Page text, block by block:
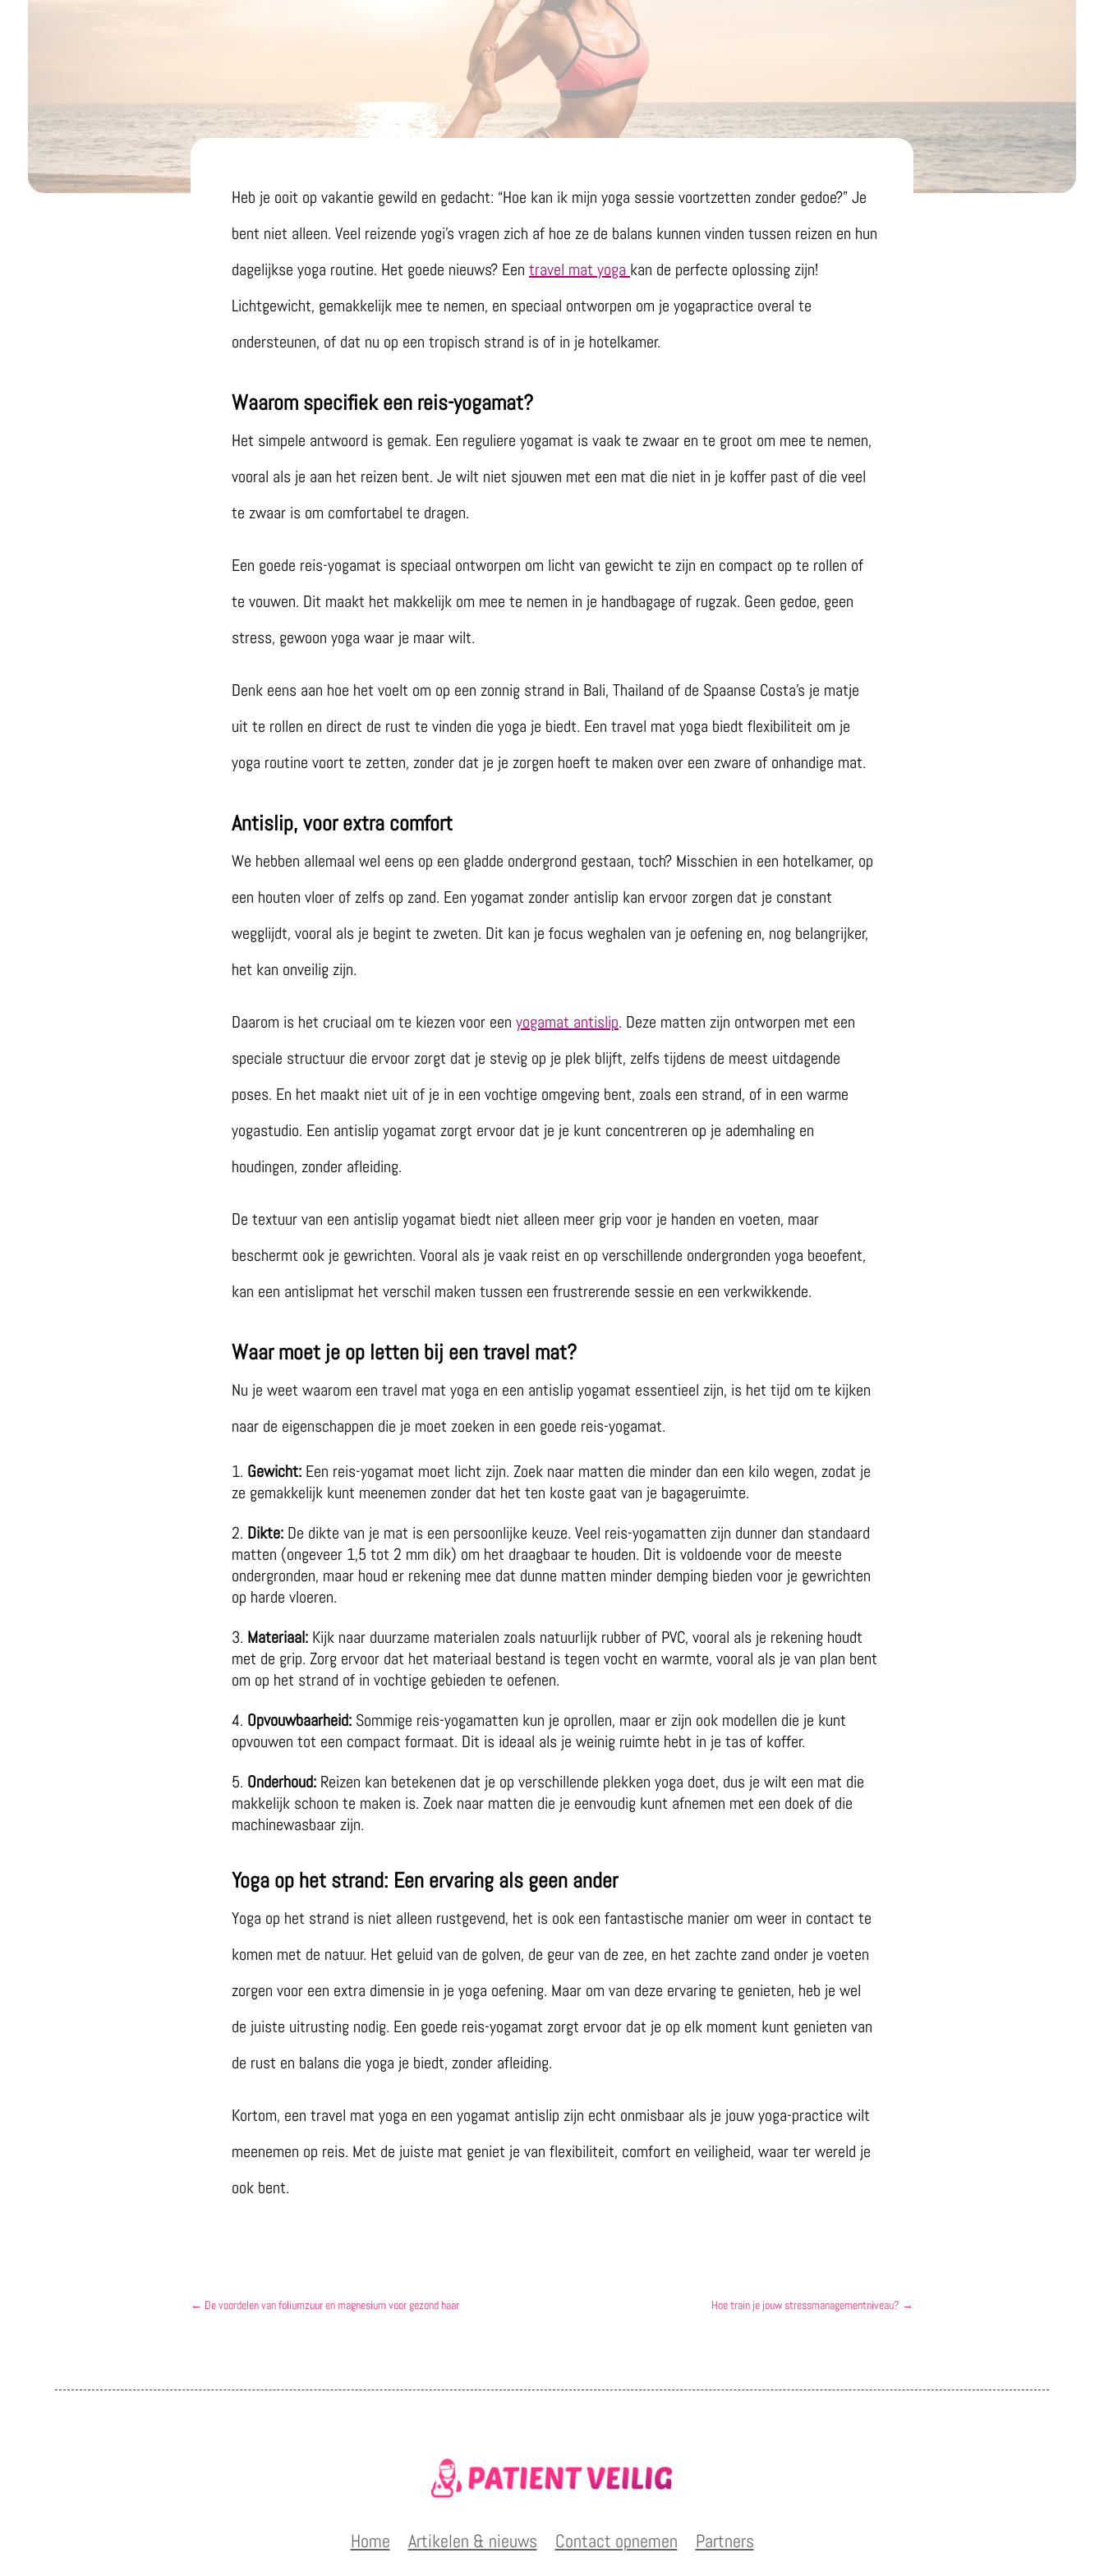
Heb je ooit op vakantie gewild en gedacht: “Hoe kan ik mijn yoga sessie voortzetten zonder gedoe?” Je
bent niet alleen. Veel reizende yogi’s vragen zich af hoe ze de balans kunnen vinden tussen reizen en hun
dagelijkse yoga routine. Het goede nieuws? Een travel mat yoga kan de perfecte oplossing zijn!
Lichtgewicht, gemakkelijk mee te nemen, en speciaal ontworpen om je yogapractice overal te
ondersteunen, of dat nu op een tropisch strand is of in je hotelkamer.
Waarom specifiek een reis-yogamat?
Het simpele antwoord is gemak. Een reguliere yogamat is vaak te zwaar en te groot om mee te nemen,
vooral als je aan het reizen bent. Je wilt niet sjouwen met een mat die niet in je koffer past of die veel
te zwaar is om comfortabel te dragen.
Een goede reis-yogamat is speciaal ontworpen om licht van gewicht te zijn en compact op te rollen of
te vouwen. Dit maakt het makkelijk om mee te nemen in je handbagage of rugzak. Geen gedoe, geen
stress, gewoon yoga waar je maar wilt.
Denk eens aan hoe het voelt om op een zonnig strand in Bali, Thailand of de Spaanse Costa’s je matje
uit te rollen en direct de rust te vinden die yoga je biedt. Een travel mat yoga biedt flexibiliteit om je
yoga routine voort te zetten, zonder dat je je zorgen hoeft te maken over een zware of onhandige mat.
Antislip, voor extra comfort
We hebben allemaal wel eens op een gladde ondergrond gestaan, toch? Misschien in een hotelkamer, op
een houten vloer of zelfs op zand. Een yogamat zonder antislip kan ervoor zorgen dat je constant
wegglijdt, vooral als je begint te zweten. Dit kan je focus weghalen van je oefening en, nog belangrijker,
het kan onveilig zijn.
Daarom is het cruciaal om te kiezen voor een yogamat antislip. Deze matten zijn ontworpen met een
speciale structuur die ervoor zorgt dat je stevig op je plek blijft, zelfs tijdens de meest uitdagende
poses. En het maakt niet uit of je in een vochtige omgeving bent, zoals een strand, of in een warme
yogastudio. Een antislip yogamat zorgt ervoor dat je je kunt concentreren op je ademhaling en
houdingen, zonder afleiding.
De textuur van een antislip yogamat biedt niet alleen meer grip voor je handen en voeten, maar
beschermt ook je gewrichten. Vooral als je vaak reist en op verschillende ondergronden yoga beoefent,
kan een antislipmat het verschil maken tussen een frustrerende sessie en een verkwikkende.
Waar moet je op letten bij een travel mat?
Nu je weet waarom een travel mat yoga en een antislip yogamat essentieel zijn, is het tijd om te kijken
naar de eigenschappen die je moet zoeken in een goede reis-yogamat.
Gewicht: Een reis-yogamat moet licht zijn. Zoek naar matten die minder dan een kilo wegen, zodat je
ze gemakkelijk kunt meenemen zonder dat het ten koste gaat van je bagageruimte.
Dikte: De dikte van je mat is een persoonlijke keuze. Veel reis-yogamatten zijn dunner dan standaard
matten (ongeveer 1,5 tot 2 mm dik) om het draagbaar te houden. Dit is voldoende voor de meeste
ondergronden, maar houd er rekening mee dat dunne matten minder demping bieden voor je gewrichten
op harde vloeren.
Materiaal: Kijk naar duurzame materialen zoals natuurlijk rubber of PVC, vooral als je rekening houdt
met de grip. Zorg ervoor dat het materiaal bestand is tegen vocht en warmte, vooral als je van plan bent
om op het strand of in vochtige gebieden te oefenen.
Opvouwbaarheid: Sommige reis-yogamatten kun je oprollen, maar er zijn ook modellen die je kunt
opvouwen tot een compact formaat. Dit is ideaal als je weinig ruimte hebt in je tas of koffer.
Onderhoud: Reizen kan betekenen dat je op verschillende plekken yoga doet, dus je wilt een mat die
makkelijk schoon te maken is. Zoek naar matten die je eenvoudig kunt afnemen met een doek of die
machinewasbaar zijn.
Yoga op het strand: Een ervaring als geen ander
Yoga op het strand is niet alleen rustgevend, het is ook een fantastische manier om weer in contact te
komen met de natuur. Het geluid van de golven, de geur van de zee, en het zachte zand onder je voeten
zorgen voor een extra dimensie in je yoga oefening. Maar om van deze ervaring te genieten, heb je wel
de juiste uitrusting nodig. Een goede reis-yogamat zorgt ervoor dat je op elk moment kunt genieten van
de rust en balans die yoga je biedt, zonder afleiding.
Kortom, een travel mat yoga en een yogamat antislip zijn echt onmisbaar als je jouw yoga-practice wilt
meenemen op reis. Met de juiste mat geniet je van flexibiliteit, comfort en veiligheid, waar ter wereld je
ook bent.
← De voordelen van foliumzuur en magnesium voor gezond haar Hoe train je jouw stressmanagementniveau? →
Home Artikelen & nieuws Contact opnemen Partners